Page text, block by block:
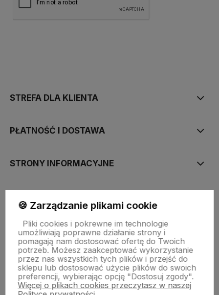
STREFA DLA KLIENTA
PŁATNOŚĆ I DOSTAWA
STRONY INFORMACYJNE
Zawartość tej strony jest chroniona prawem autorskim - PINK BOX®
🍪 Zarządzanie plikami cookie
Pliki cookies i pokrewne im technologie
umożliwiają poprawne działanie strony i
pomagają nam dostosować ofertę do Twoich
potrzeb. Możesz zaakceptować wykorzystanie
przez nas wszystkich tych plików i przejść do
sklepu lub dostosować użycie plików do swoich
preferencji, wybierając opcję "Dostosuj zgody".
Więcej o plikach cookies przeczytasz w naszej